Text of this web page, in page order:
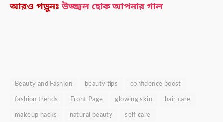
আরও পড়ুনঃ উজ্জ্বল হোক আপনার গাল
Beauty and Fashion beauty tips confidence boost
fashion trends Front Page glowing skin hair care
makeup hacks natural beauty self care